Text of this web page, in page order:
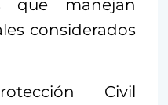
que manejan
considerados
Civil